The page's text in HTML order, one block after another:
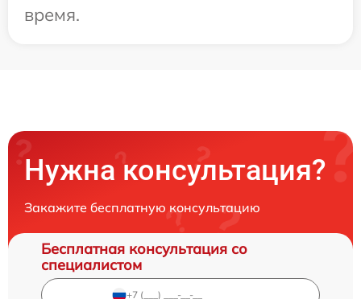
время.
Нужна консультация?
Закажите бесплатную консультацию
Бесплатная консультация со
специалистом